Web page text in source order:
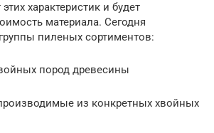
характеристик и будет
материала. Сегодня
пиленых сортиментов:
пород древесины
из конкретных хвойных